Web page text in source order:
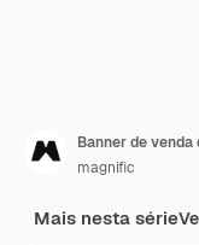
Banner de
magnific
Mais nesta série